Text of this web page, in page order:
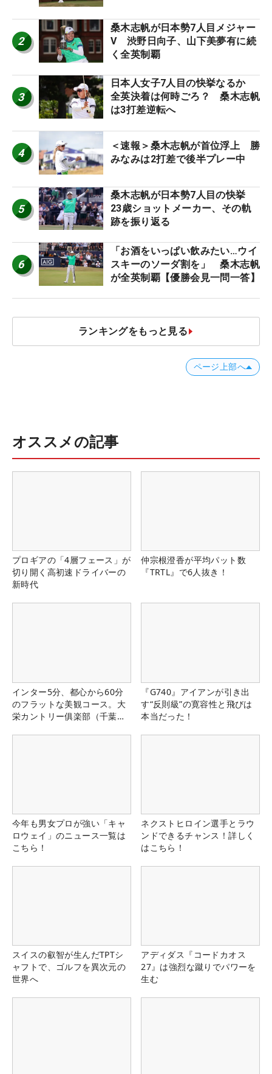
2
桑木志帆が日本勢7人目メジャー
V 渋野日向子、山下美夢有に続
く全英制覇
3
日本人女子7人目の快挙なるか
全英決着は何時ごろ？ 桑木志帆
は3打差逆転へ
4
＜速報＞桑木志帆が首位浮上 勝
みなみは2打差で後半プレー中
5
桑木志帆が日本勢7人目の快挙
23歳ショットメーカー、その軌
跡を振り返る
6
「お酒をいっぱい飲みたい…ウイ
スキーのソーダ割を」 桑木志帆
が全英制覇【優勝会見一問一答】
ランキングをもっと見る
ページ上部へ
オススメの記事
プロギアの「4層フェース」が
切り開く高初速ドライバーの
新時代
仲宗根澄香が平均パット数
『TRTL』で6人抜き！
インター5分、都心から60分
のフラットな美観コース。大
栄カントリー俱楽部（千葉
『G740』アイアンが引き出
す“反則級”の寛容性と飛びは
本当だった！
今年も男女プロが強い「キャ
ロウェイ」のニュース一覧は
こちら！
ネクストヒロイン選手とラウ
ンドできるチャンス！詳しく
はこちら！
スイスの叡智が生んだTPTシ
ャフトで、ゴルフを異次元の
世界へ
アディダス『コードカオス
27』は強烈な蹴りでパワーを
生む